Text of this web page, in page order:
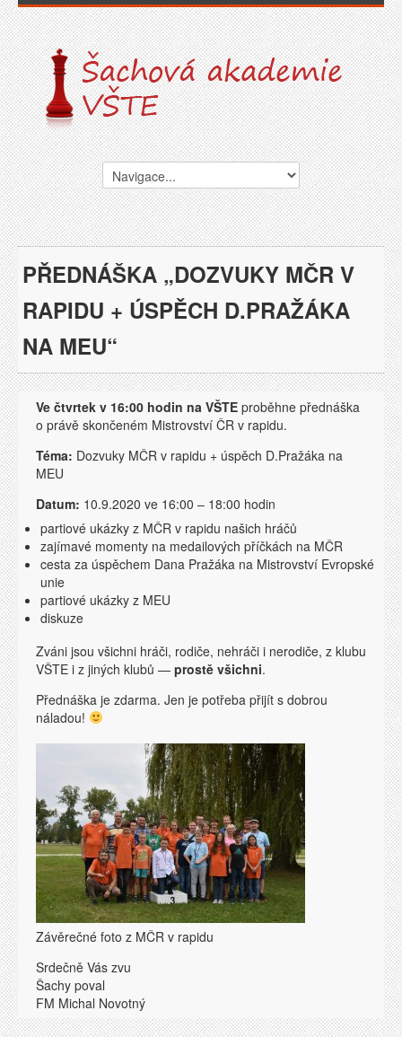
PŘEDNÁŠKA „DOZVUKY MČR V
RAPIDU + ÚSPĚCH D.PRAŽÁKA
NA MEU“
Ve čtvrtek v 16:00 hodin na VŠTE proběhne přednáška
o právě skončeném Mistrovství ČR v rapidu.
Téma: Dozvuky MČR v rapidu + úspěch D.Pražáka na
MEU
Datum: 10.9.2020 ve 16:00 – 18:00 hodin
partiové ukázky z MČR v rapidu našich hráčů
zajímavé momenty na medailových příčkách na MČR
cesta za úspěchem Dana Pražáka na Mistrovství Evropské
unie
partiové ukázky z MEU
diskuze
Zváni jsou všichni hráči, rodiče, nehráči i nerodiče, z klubu
VŠTE i z jiných klubů — prostě všichni.
Přednáška je zdarma. Jen je potřeba přijít s dobrou
náladou!
Závěrečné foto z MČR v rapidu
Srdečně Vás zvu
Šachy poval
FM Michal Novotný